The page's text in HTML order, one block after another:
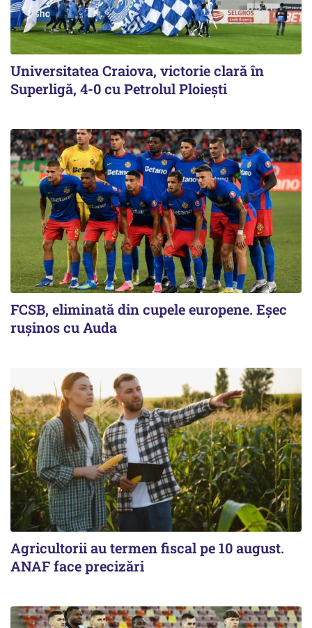
Universitatea Craiova, victorie clară în
Superligă, 4-0 cu Petrolul Ploieşti
FCSB, eliminată din cupele europene. Eşec
ruşinos cu Auda
Agricultorii au termen fiscal pe 10 august.
ANAF face precizări